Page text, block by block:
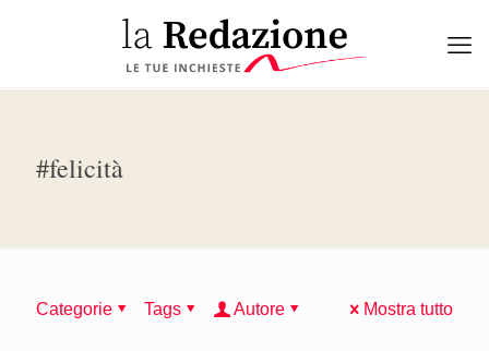
#felicità
Categorie Tags Autore Mostra tutto